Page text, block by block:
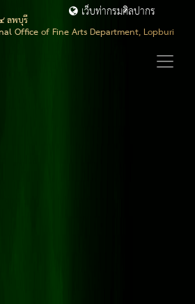
ลพบุรี
Office of Fine Arts Department, Lopburi
เว็บท่ากรมศิลปากร